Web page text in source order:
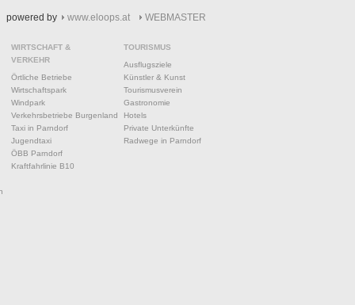
powered by www.eloops.at WEBMASTER
WIRTSCHAFT &
VERKEHR
Örtliche Betriebe
Wirtschaftspark
Windpark
Verkehrsbetriebe Burgenland
Taxi in Parndorf
Jugendtaxi
ÖBB Parndorf
Kraftfahrlinie B10
TOURISMUS
Ausflugsziele
Künstler & Kunst
Tourismusverein
Gastronomie
Hotels
Private Unterkünfte
Radwege in Parndorf